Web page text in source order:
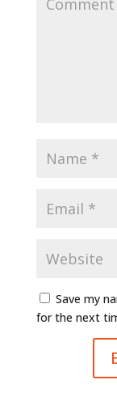
Save my
for the next